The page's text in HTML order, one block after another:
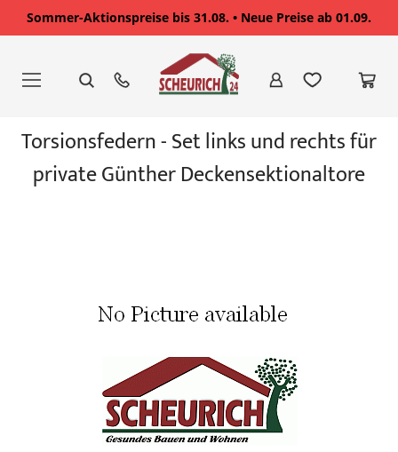
Sommer-Aktionspreise bis 31.08. • Neue Preise ab 01.09.
springen
Bildgalerie
Torsionsfedern - Set links und rechts für
private Günther Deckensektionaltore